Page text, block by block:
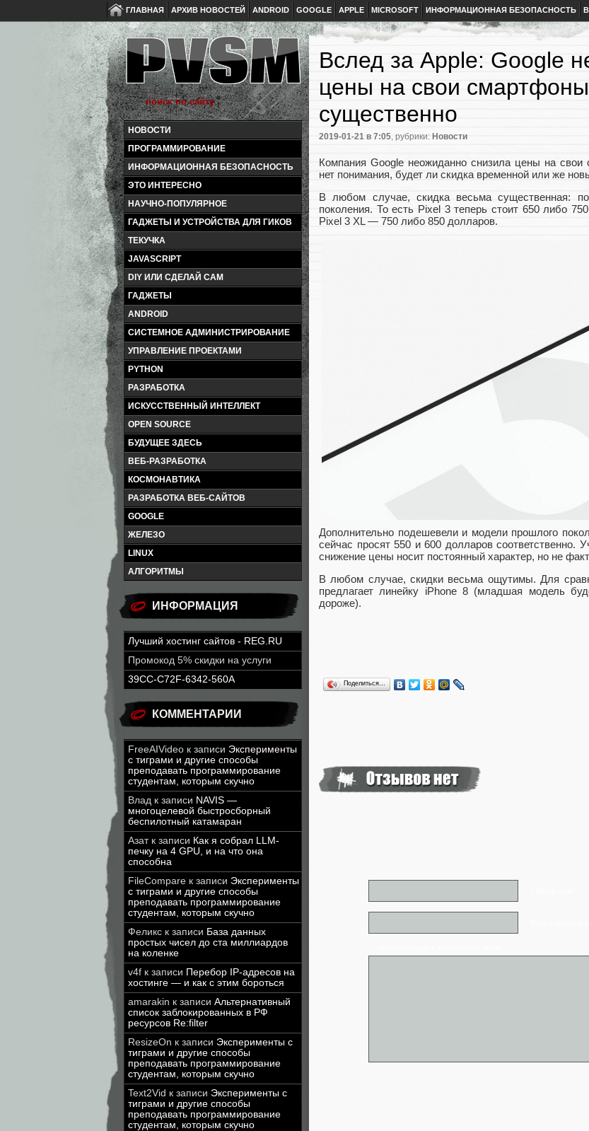
ГЛАВНАЯ АРХИВ НОВОСТЕЙ ANDROID GOOGLE APPLE MICROSOFT ИНФОРМАЦИОННАЯ БЕЗОПАСНОСТЬ
НОВОСТИ
ПРОГРАММИРОВАНИЕ
ИНФОРМАЦИОННАЯ БЕЗОПАСНОСТЬ
ЭТО ИНТЕРЕСНО
НАУЧНО-ПОПУЛЯРНОЕ
ГАДЖЕТЫ И УСТРОЙСТВА ДЛЯ ГИКОВ
ТЕКУЧКА
JAVASCRIPT
DIY ИЛИ СДЕЛАЙ САМ
ГАДЖЕТЫ
ANDROID
СИСТЕМНОЕ АДМИНИСТРИРОВАНИЕ
УПРАВЛЕНИЕ ПРОЕКТАМИ
PYTHON
РАЗРАБОТКА
ИСКУССТВЕННЫЙ ИНТЕЛЛЕКТ
OPEN SOURCE
БУДУЩЕЕ ЗДЕСЬ
ВЕБ-РАЗРАБОТКА
КОСМОНАВТИКА
РАЗРАБОТКА ВЕБ-САЙТОВ
GOOGLE
ЖЕЛЕЗО
LINUX
АЛГОРИТМЫ
ИНФОРМАЦИЯ
Лучший хостинг сайтов - REG.RU
Промокод 5% скидки на услуги
39CC-C72F-6342-560A
КОММЕНТАРИИ
FreeAIVideo к записи Эксперименты
с тиграми и другие способы
преподавать программирование
студентам, которым скучно
Влад к записи NAVIS —
многоцелевой быстросборный
беспилотный катамаран
Азатк записи Как я собрал LLM-
печку на 4 GPU, и на что она
способна
FileCompare к записи Эксперименты
с тиграми и другие способы
преподавать программирование
студентам, которым скучно
Феликс к записи База данных
простых чисел до ста миллиардов
на коленке
v4f к записи Перебор IP-адресов на
хостинге — и как с этим бороться
amarakin к записи Альтернативный
список заблокированных в РФ
ресурсов Re:filter
ResizeOn к записи Эксперименты с
тиграми и другие способы
преподавать программирование
студентам, которым скучно
Text2Vid к записи Эксперименты с
тиграми и другие способы
преподавать программирование
студентам, которым скучно
Вслед за Apple: Google
цены на свои
существенно
2019-01-21 в 7:05, рубрики: Новости
Компания Google неожиданно снизила цены на свои
нет понимания, будет ли скидка временной или же
В любом случае, скидка весьма существенная:
поколения. То есть Pixel 3 теперь стоит 650 либо
Pixel 3 XL — 750 либо 850 долларов.
Дополнительно подешевели и модели прошлого
сейчас просят 550 и 600 долларов соответственно.
снижение цены носит постоянный характер, но не
В любом случае, скидки весьма ощутимы. Для
предлагает линейку iPhone 8 (младшая модель
дороже).
Поделиться…